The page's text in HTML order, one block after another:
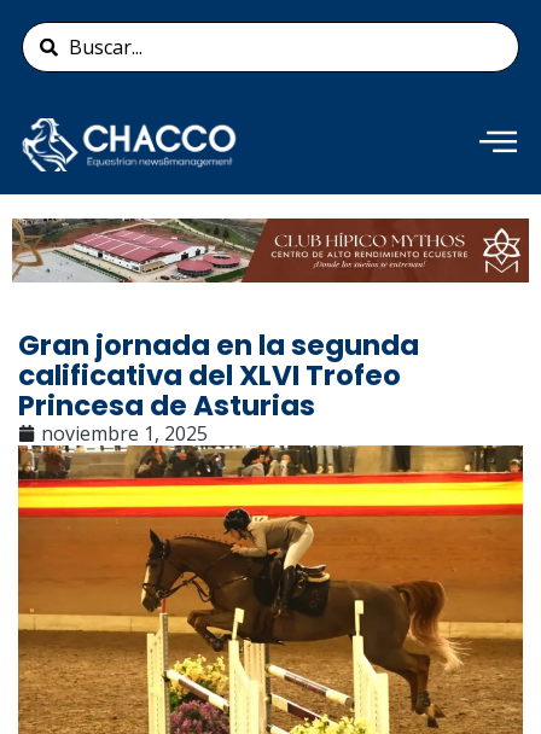
contenido
Search
...
Añade aquí tu texto de
cabecera
Gran jornada en la segunda
calificativa del XLVI Trofeo
Princesa de Asturias
noviembre 1, 2025